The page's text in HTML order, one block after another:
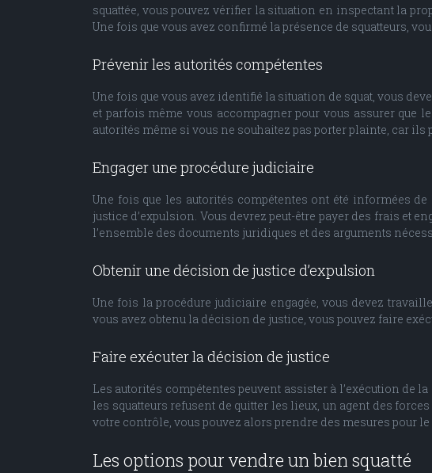
squattée, vous pouvez vérifier la situation en inspectant la
Une fois que vous avez confirmé la présence de squatteurs,
Prévenir les autorités compétentes
Une fois que vous avez identifié la situation de squat, vous
et parfois même vous accompagner pour vous assurer que
autorités même si vous ne souhaitez pas porter plainte, car
Engager une procédure judiciaire
Une fois que les autorités compétentes ont été informées
justice d’expulsion. Vous devrez peut-être payer des frais et
l’ensemble des documents juridiques et des arguments
Obtenir une décision de justice d’expulsion
Une fois la procédure judiciaire engagée, vous devez
vous avez obtenu la décision de justice, vous pouvez faire
Faire exécuter la décision de justice
Les autorités compétentes peuvent assister à l’exécution de
les squatteurs refusent de quitter les lieux, un agent des
votre contrôle, vous pouvez alors prendre des mesures pour le
Les options pour vendre un bien squatté